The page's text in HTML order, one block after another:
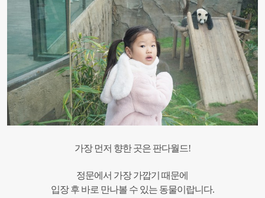
가장 먼저 향한 곳은 판다월드!
정문에서 가장 가깝기 때문에
입장 후 바로 만나볼 수 있는 동물이랍니다.